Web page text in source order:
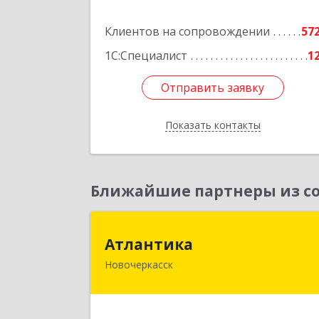
Клиентов на сопровождении
1С:Специалист
Отправить заявку
Показать контакты
Отправить заявку
Назад
Ближайшие партнеры из
Атлантика
Новочеркасск
346428, Ростовская обл, Новочеркасск